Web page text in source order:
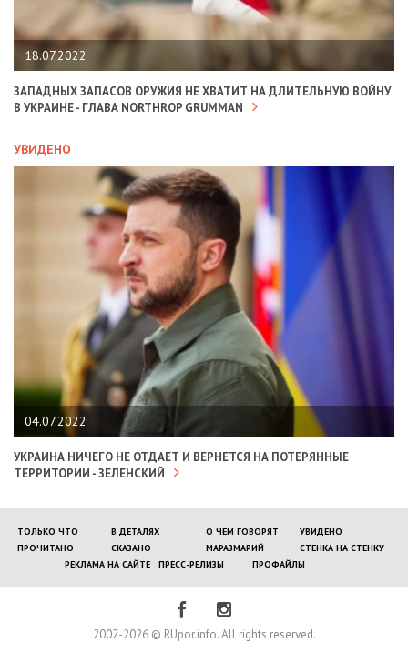
18.07.2022
ЗАПАДНЫХ ЗАПАСОВ ОРУЖИЯ НЕ ХВАТИТ НА ДЛИТЕЛЬНУЮ ВОЙНУ
В УКРАИНЕ - ГЛАВА NORTHROP GRUMMAN
УВИДЕНО
04.07.2022
УКРАИНА НИЧЕГО НЕ ОТДАЕТ И ВЕРНЕТСЯ НА ПОТЕРЯННЫЕ
ТЕРРИТОРИИ - ЗЕЛЕНСКИЙ
ТОЛЬКО ЧТО В ДЕТАЛЯХ О ЧЕМ ГОВОРЯТ
УВИДЕНО
ПРОЧИТАНО
СКАЗАНО МАРАЗМАРИЙ
СТЕНКА НА СТЕНКУ
РЕКЛАМА НА САЙТЕ
ПРЕСС-РЕЛИЗЫ ПРОФАЙЛЫ
2002-2026 © RUpor.info. All rights reserved.